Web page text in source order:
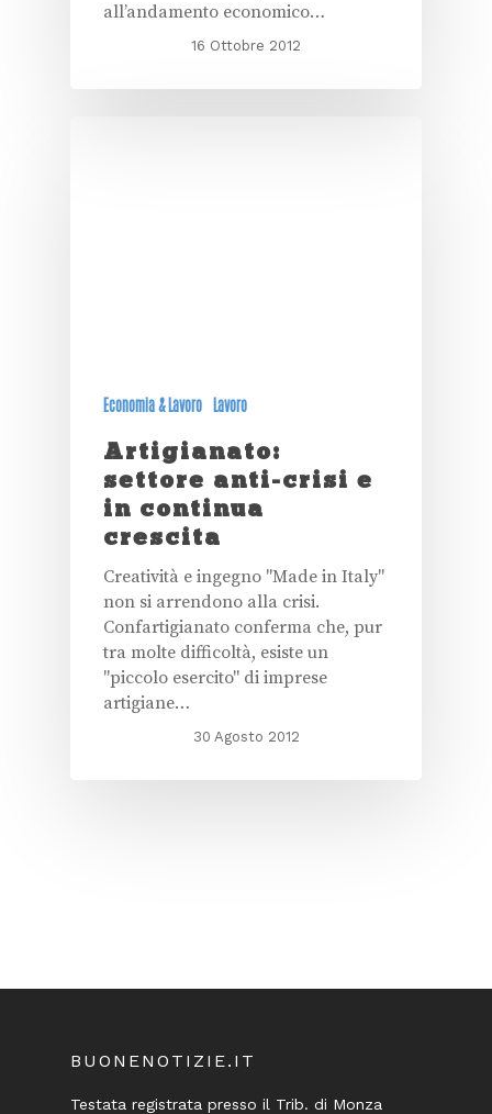
all’andamento economico…
16 Ottobre 2012
Economia & Lavoro Lavoro
Artigianato:
settore anti-crisi e
in continua
crescita
Creatività e ingegno "Made in Italy"
non si arrendono alla crisi.
Confartigianato conferma che, pur
tra molte difficoltà, esiste un
"piccolo esercito" di imprese
artigiane…
30 Agosto 2012
BUONENOTIZIE.IT
Testata registrata presso il Trib. di Monza